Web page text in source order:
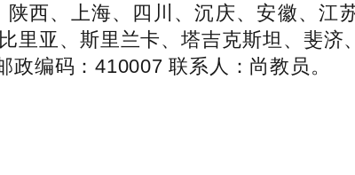
西、上海、四川、沉庆、安徽、江
亚、斯里兰卡、塔吉克斯坦、斐济
编码：410007 联系人：尚教员。